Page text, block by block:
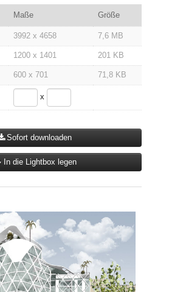
Maße Größe
3992 x 4658 7,6 MB
1200 x 1401 201 KB
600 x 701 71,8 KB
x
Sofort downloaden
In die Lightbox legen